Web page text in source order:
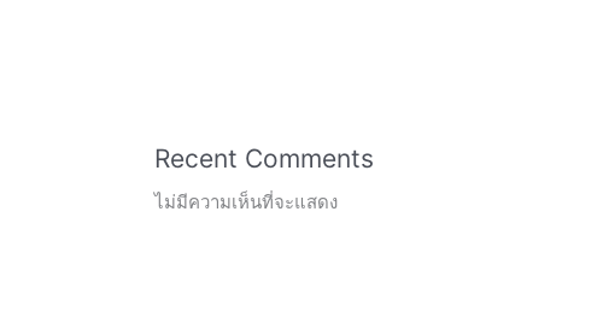
Recent Comments
ไม่มีความเห็นที่จะแสดง